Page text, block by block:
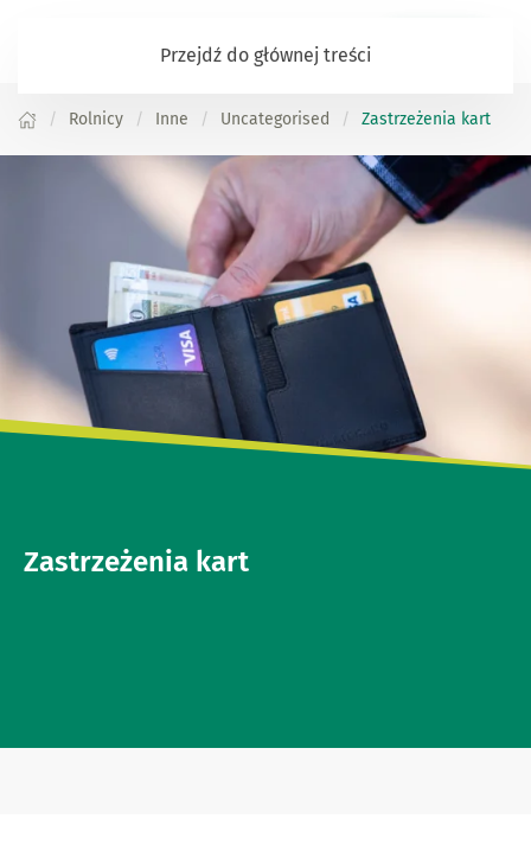
Przejdź do głównej treści
Rolnicy Inne Uncategorised Zastrzeżenia kart
Zastrzeżenia kart